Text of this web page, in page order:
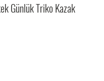
Günlük Triko Kazak